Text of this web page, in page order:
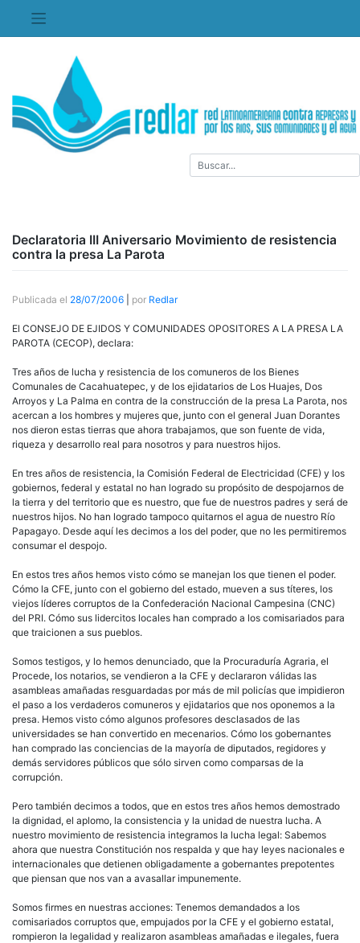
contenido
Declaratoria III Aniversario Movimiento de resistencia
contra la presa La Parota
Publicada el 28/07/2006 por Redlar
El CONSEJO DE EJIDOS Y COMUNIDADES OPOSITORES A LA PRESA LA
PAROTA (CECOP), declara:
Tres años de lucha y resistencia de los comuneros de los Bienes
Comunales de Cacahuatepec, y de los ejidatarios de Los Huajes, Dos
Arroyos y La Palma en contra de la construcción de la presa La Parota, nos
acercan a los hombres y mujeres que, junto con el general Juan Dorantes
nos dieron estas tierras que ahora trabajamos, que son fuente de vida,
riqueza y desarrollo real para nosotros y para nuestros hijos.
En tres años de resistencia, la Comisión Federal de Electricidad (CFE) y los
gobiernos, federal y estatal no han logrado su propósito de despojarnos de
la tierra y del territorio que es nuestro, que fue de nuestros padres y será de
nuestros hijos. No han logrado tampoco quitarnos el agua de nuestro Río
Papagayo. Desde aquí les decimos a los del poder, que no les permitiremos
consumar el despojo.
En estos tres años hemos visto cómo se manejan los que tienen el poder.
Cómo la CFE, junto con el gobierno del estado, mueven a sus títeres, los
viejos líderes corruptos de la Confederación Nacional Campesina (CNC)
del PRI. Cómo sus lidercitos locales han comprado a los comisariados para
que traicionen a sus pueblos.
Somos testigos, y lo hemos denunciado, que la Procuraduría Agraria, el
Procede, los notarios, se vendieron a la CFE y declararon válidas las
asambleas amañadas resguardadas por más de mil policías que impidieron
el paso a los verdaderos comuneros y ejidatarios que nos oponemos a la
presa. Hemos visto cómo algunos profesores desclasados de las
universidades se han convertido en mecenarios. Cómo los gobernantes
han comprado las conciencias de la mayoría de diputados, regidores y
demás servidores públicos que sólo sirven como comparsas de la
corrupción.
Pero también decimos a todos, que en estos tres años hemos demostrado
la dignidad, el aplomo, la consistencia y la unidad de nuestra lucha. A
nuestro movimiento de resistencia integramos la lucha legal: Sabemos
ahora que nuestra Constitución nos respalda y que hay leyes nacionales e
internacionales que detienen obligadamente a gobernantes prepotentes
que piensan que nos van a avasallar impunemente.
Somos firmes en nuestras acciones: Tenemos demandados a los
comisariados corruptos que, empujados por la CFE y el gobierno estatal,
rompieron la legalidad y realizaron asambleas amañadas e ilegales, fuera